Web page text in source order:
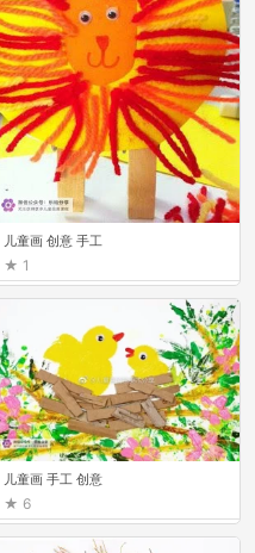
儿童画 创意 手工
1
儿童画 手工 创意
6